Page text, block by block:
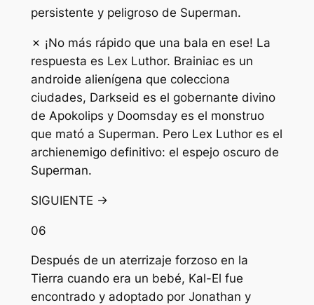
persistente y peligroso de Superman.
✗ ¡No más rápido que una bala en ese! La
respuesta es Lex Luthor. Brainiac es un
androide alienígena que colecciona
ciudades, Darkseid es el gobernante divino
de Apokolips y Doomsday es el monstruo
que mató a Superman. Pero Lex Luthor es el
archienemigo definitivo: el espejo oscuro de
Superman.
SIGUIENTE →
06
Después de un aterrizaje forzoso en la
Tierra cuando era un bebé, Kal-El fue
encontrado y adoptado por Jonathan y